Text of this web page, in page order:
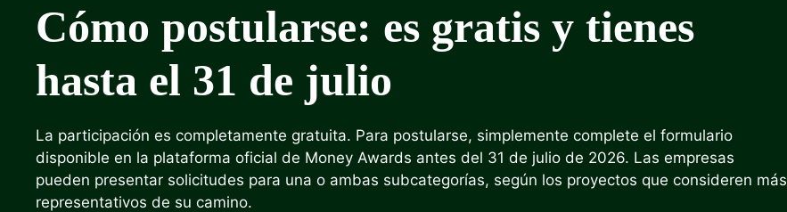
Cómo postularse: es gratis y tienes
hasta el 31 de julio
La participación es completamente gratuita. Para postularse, simplemente complete el formulario
disponible en la plataforma oficial de Money Awards antes del 31 de julio de 2026. Las empresas
pueden presentar solicitudes para una o ambas subcategorías, según los proyectos que consideren más
representativos de su camino.